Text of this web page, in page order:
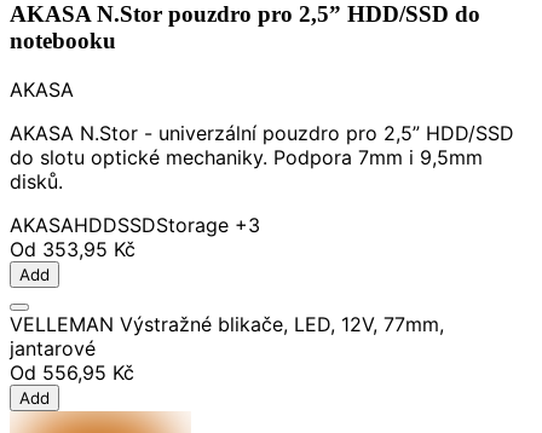
AKASA N.Stor pouzdro pro 2,5” HDD/SSD do
notebooku
AKASA
AKASA N.Stor - univerzální pouzdro pro 2,5” HDD/SSD
do slotu optické mechaniky. Podpora 7mm i 9,5mm
disků.
AKASAHDDSSDStorage +3
Od 353,95 Kč
Add
VELLEMAN Výstražné blikače, LED, 12V, 77mm,
jantarové
Od 556,95 Kč
Add